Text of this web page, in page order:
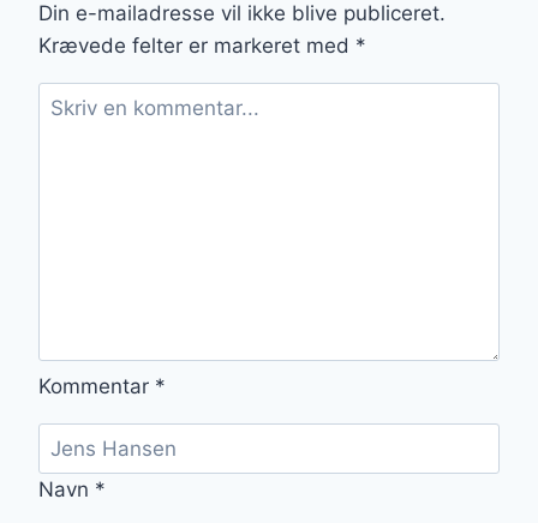
Din e-mailadresse vil ikke blive publiceret.
Krævede felter er markeret med *
Kommentar *
Navn *